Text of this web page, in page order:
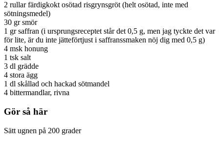
2 rullar färdigkokt osötad risgrynsgröt (helt osötad, inte med
sötningsmedel)
30 gr smör
1 gr saffran (i ursprungsreceptet står det 0,5 g, men jag tyckte det var
för lite, är du inte jätteförtjust i saffranssmaken nöj dig med 0,5 g)
4 msk honung
1 tsk salt
3 dl grädde
4 stora ägg
1 dl skållad och hackad sötmandel
4 bittermandlar, rivna
Gör så här
Sätt ugnen på 200 grader